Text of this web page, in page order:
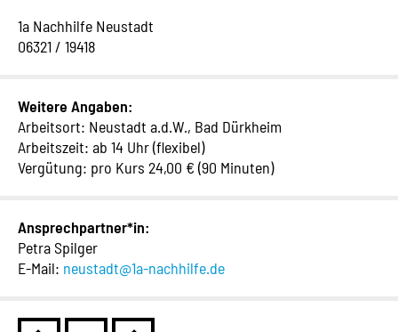
1a Nachhilfe Neustadt
06321 / 19418
Weitere Angaben:
Arbeitsort: Neustadt a.d.W., Bad Dürkheim
Arbeitszeit: ab 14 Uhr (flexibel)
Vergütung: pro Kurs 24,00 € (90 Minuten)
Ansprechpartner*in:
Petra Spilger
E-Mail: neustadt@1a-nachhilfe.de